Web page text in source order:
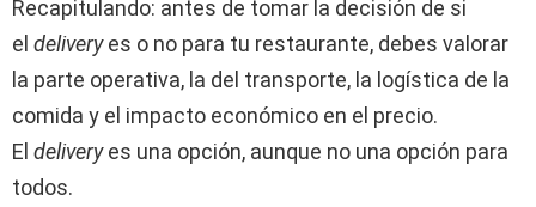
Recapitulando: antes de tomar la decisión de si
el deliveryes o no para tu restaurante, debes valorar
la parte operativa, la del transporte, la logística de la
comida y el impacto económico en el precio.
El deliveryes una opción, aunque no una opción para
todos.